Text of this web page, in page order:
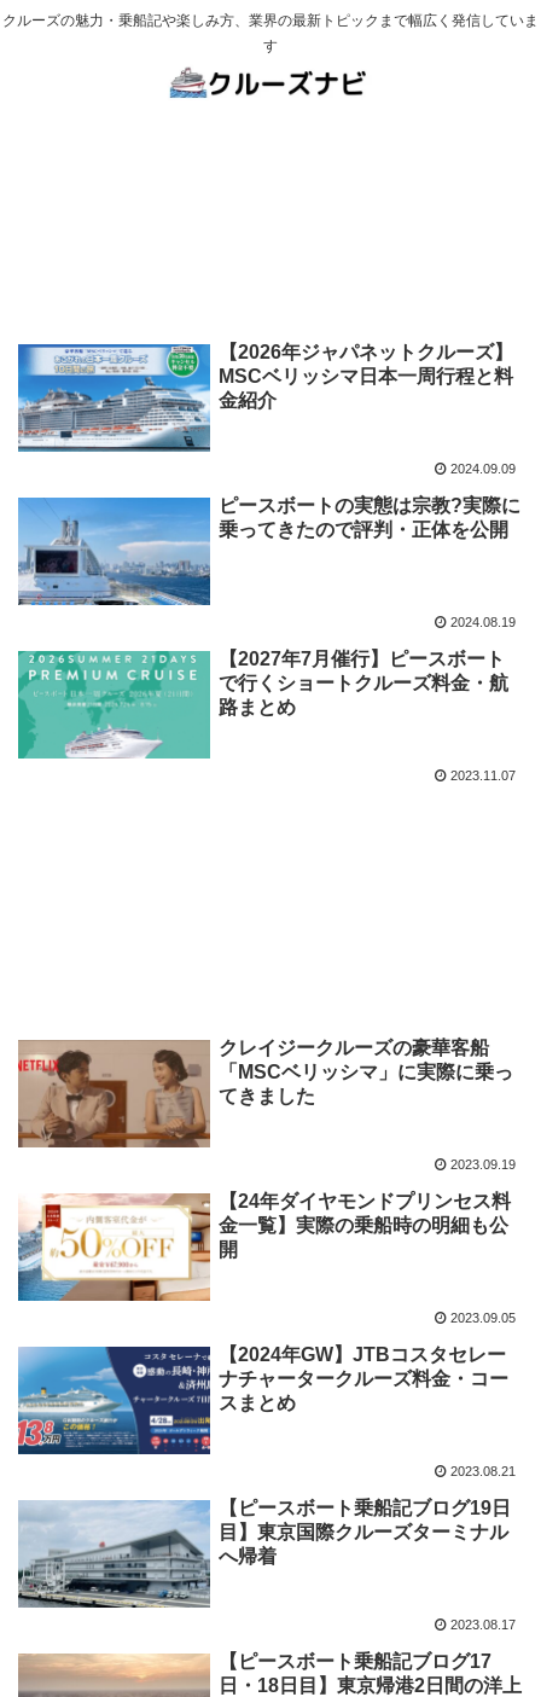
クルーズの魅力・乗船記や楽しみ方、業界の最新トピックまで幅広く発信していま
す
【2026年ジャパネットクルーズ】
MSCベリッシマ日本一周行程と料
金紹介
2024.09.09
ピースボートの実態は宗教?実際に
乗ってきたので評判・正体を公開
2024.08.19
【2027年7月催行】ピースボート
で行くショートクルーズ料金・航
路まとめ
2023.11.07
クレイジークルーズの豪華客船
「MSCベリッシマ」に実際に乗っ
てきました
2023.09.19
【24年ダイヤモンドプリンセス料
金一覧】実際の乗船時の明細も公
開
2023.09.05
【2024年GW】JTBコスタセレー
ナチャータークルーズ料金・コー
スまとめ
2023.08.21
【ピースボート乗船記ブログ19日
目】東京国際クルーズターミナル
へ帰着
2023.08.17
【ピースボート乗船記ブログ17
日・18日目】東京帰港2日間の洋上